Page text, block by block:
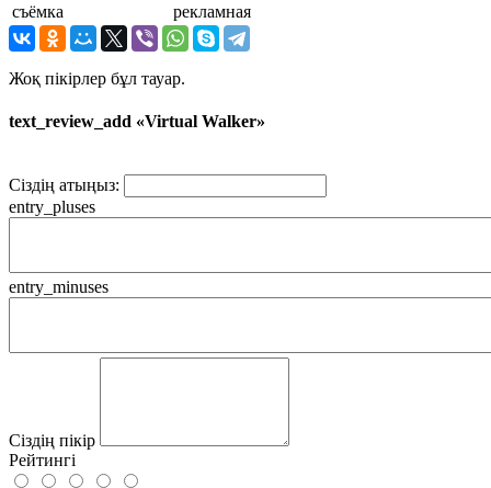
съёмка
рекламная
Жоқ пікірлер бұл тауар.
text_review_add «Virtual Walker»
Сіздің атыңыз:
entry_pluses
entry_minuses
Сіздің пікір
Рейтингі